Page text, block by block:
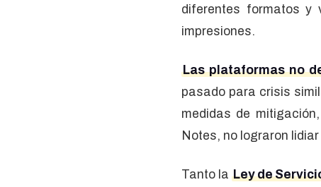
diferentes formatos y
impresiones.
Las plataformas no
pasado para crisis
medidas de
Notes, no lograron
Tanto la Ley de